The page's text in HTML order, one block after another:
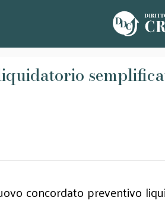
concordato preventivo